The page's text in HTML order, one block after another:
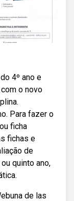
4º ano e
o novo
Para fazer o
ficha
fichas e
de
quinto ano,
de las